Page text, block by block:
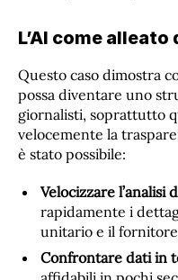
L’AI come
Questo caso dimostra
possa diventare uno
giornalisti, soprattutto
velocemente la
è stato possibile:
Velocizzare l’analisi
rapidamente i
unitario e il
Confrontare dati in